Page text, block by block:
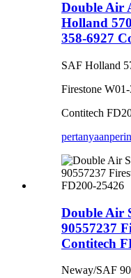
Double Air
Holland
358-6927
SAF Holland
Firestone
Contitech
pertanyaan
Double Air
90557237
Contitech
Neway/SAF